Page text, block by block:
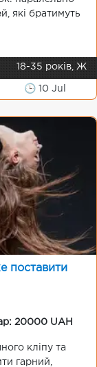
які братимуть
18-35 років, Ж
🕒 10 Jul
поставити
20000 UAH
кліпу та
гарний,